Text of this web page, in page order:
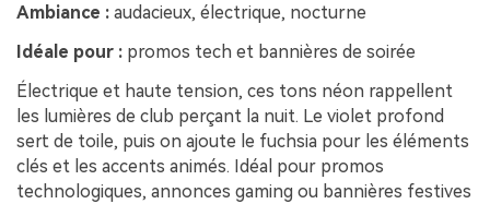
Ambiance : audacieux, électrique, nocturne
Idéale pour : promos tech et bannières de soirée
Électrique et haute tension, ces tons néon rappellent
les lumières de club perçant la nuit. Le violet profond
sert de toile, puis on ajoute le fuchsia pour les éléments
clés et les accents animés. Idéal pour promos
technologiques, annonces gaming ou bannières festives